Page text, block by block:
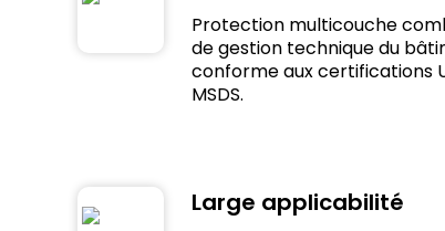
Protection multicouche
de gestion technique du
conforme aux certifications
MSDS.
Large applicabilité